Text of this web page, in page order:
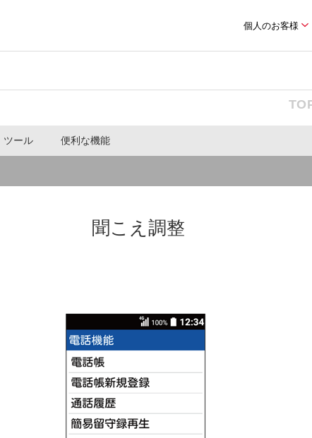
個人のお客様
ツール 便利な機能
聞こえ調整